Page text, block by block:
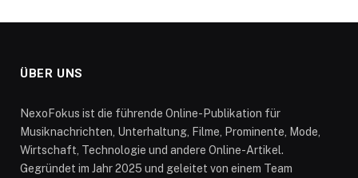
ÜBER UNS
NexoFokus ist die führende Online-Publikation für
Musiknachrichten, Unterhaltung, Filme, Prominente, Mode,
Wirtschaft, Technologie und andere Online-Artikel.
Gegründet im Jahr 2025 und geleitet von einem Team